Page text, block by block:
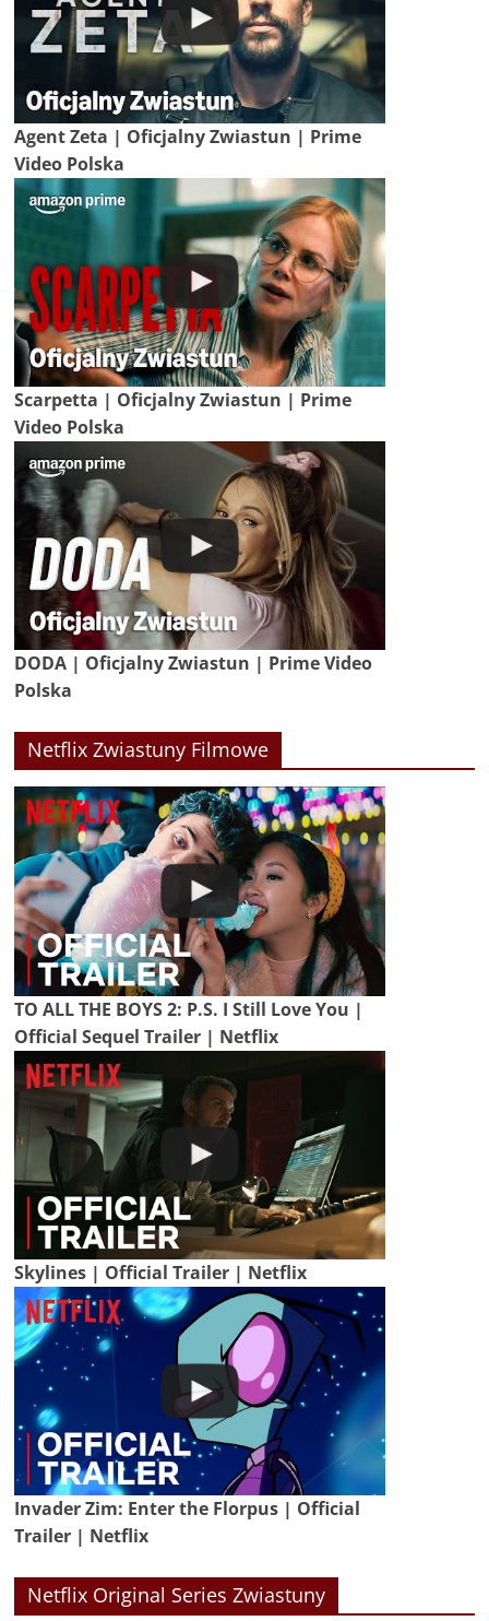
Agent Zeta | Oficjalny Zwiastun | Prime
Video Polska
Scarpetta | Oficjalny Zwiastun | Prime
Video Polska
DODA | Oficjalny Zwiastun | Prime Video
Polska
Netflix Zwiastuny Filmowe
TO ALL THE BOYS 2: P.S. I Still Love You |
Official Sequel Trailer | Netflix
Skylines | Official Trailer | Netflix
Invader Zim: Enter the Florpus | Official
Trailer | Netflix
Netflix Original Series Zwiastuny